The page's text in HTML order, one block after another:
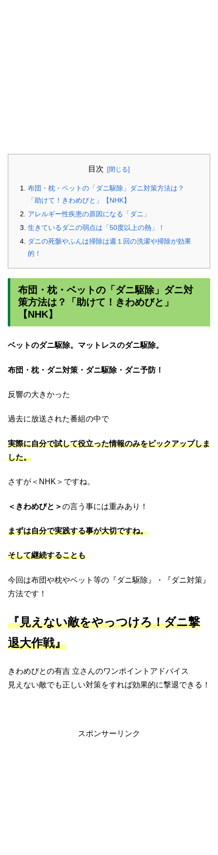
目次
布団・枕・ベットの「ダニ駆除」ダニ対策方法は？
「助けて！きわめびと」【NHK】
アレルギー性疾患の原因になる「ダニ」
生きているダニの弱点は「50度以上の熱」！
ダニの死骸やふんは掃除は週１回の洗濯や掃除が効果
的！
布団・枕・ベットの「ダニ駆除」ダニ対
策方法は？「助けて！きわめびと」
【NHK】
ベットのダニ駆除。マットレスのダニ駆除。
布団・枕・ダニ対策・ダニ駆除・ダニ予防！
反響の大きかった
過去に放送された番組の中で
実際に自分で試して役立った情報のみをピックアップしま
した。
さすが＜NHK＞ですね。
＜きわめびと＞の言う事には重みあり！
まずは自分で実践する事が大切ですね。
そして継続することも
今回は布団や枕やベット等の『ダニ駆除』・『ダニ対策』
方法です！
『見えない敵をやっつけろ！ダニ撃
退大作戦』
きわめびとの有吉 立さんのワンポイントアドバイス
見えない敵でも正しい対策をすれば効果的に撃退できる！
スポンサーリンク